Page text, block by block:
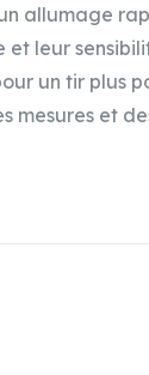
allumage
leur
un tir plus
et